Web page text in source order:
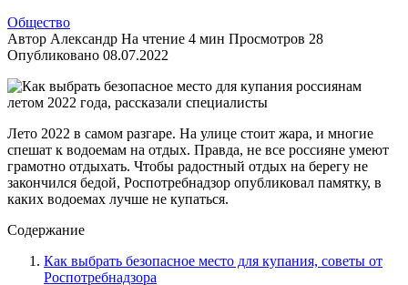
Общество
Автор Александр На чтение 4 мин Просмотров 28
Опубликовано 08.07.2022
Лето 2022 в самом разгаре. На улице стоит жара, и многие
спешат к водоемам на отдых. Правда, не все россияне умеют
грамотно отдыхать. Чтобы радостный отдых на берегу не
закончился бедой, Роспотребнадзор опубликовал памятку, в
каких водоемах лучше не купаться.
Содержание
Как выбрать безопасное место для купания, советы от
Роспотребнадзора